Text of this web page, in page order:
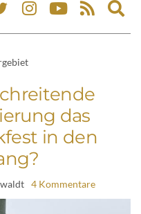
das
in den
4 Kommentare